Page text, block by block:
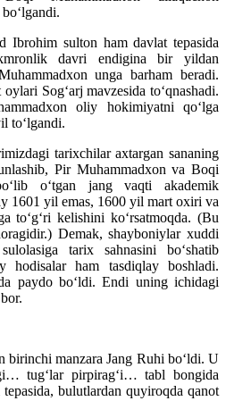
Ibrohim sulton ham davlat tepasida
davri endigina bir yildan
unga barham beradi.
Sog‘arj mavzesida to‘qnashadi.
oliy hokimiyatni qo‘lga
to‘lgandi.
tarixchilar axtargan sananing
Pir Muhammadxon va Boqi
o‘tgan jang vaqti akademik
1601 yil emas, 1600 yil mart oxiri va
to‘g‘ri kelishini ko‘rsatmoqda. (Bu
Demak, shayboniylar xuddi
tarix sahnasini bo‘shatib
hodisalar ham tasdiqlay boshladi.
paydo bo‘ldi. Endi uning ichidagi
birinchi manzara Jang Ruhi bo‘ldi. U
tug‘lar pirpirag‘i… tabl bongida
bulutlardan quyiroqda qanot